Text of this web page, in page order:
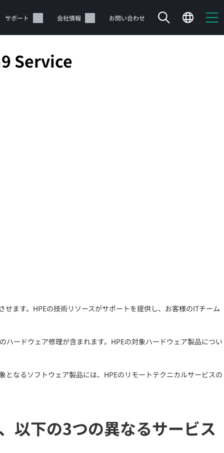
サポート 会社情報 お問い合わせ
Service
ます。HPEの技術リソースがサポートを提供し、お客様のITチーム
ードウェア修理が含まれます。HPEの対象ハードウェア製品につい
なるソフトウェア製品には、HPEのリモートテクニカルサービスの
以下の3つの異なるサービス